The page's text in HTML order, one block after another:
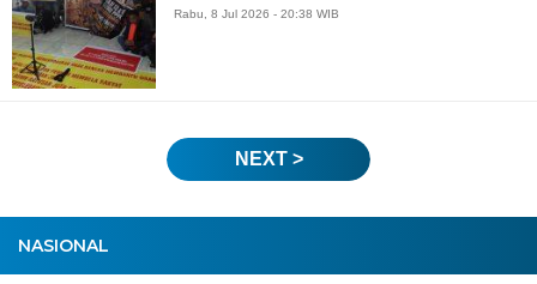
NASIONAL
Rabu, 8 Jul 2026 - 20:38 WIB
NEXT >